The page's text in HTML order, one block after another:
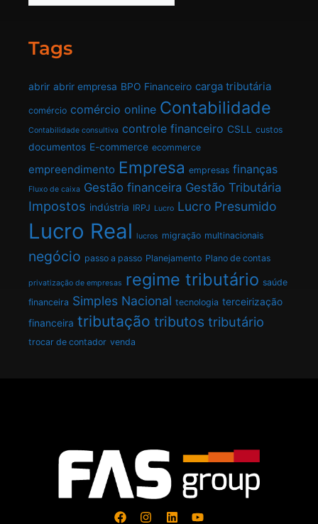
Tags
abrir abrir empresa BPO Financeiro carga tributária
comércio comércio online Contabilidade
Contabilidade consultiva controle financeiro CSLL custos
documentos E-commerce ecommerce
empreendimento Empresa empresas finanças
Fluxo de caixa Gestão financeira Gestão Tributária
Impostos indústria IRPJ Lucro Lucro Presumido
Lucro Real lucros migração multinacionais
negócio passo a passo Planejamento Plano de contas
privatização de empresas regime tributário saúde
financeira Simples Nacional tecnologia terceirização
financeira tributação tributos tributário
trocar de contador venda